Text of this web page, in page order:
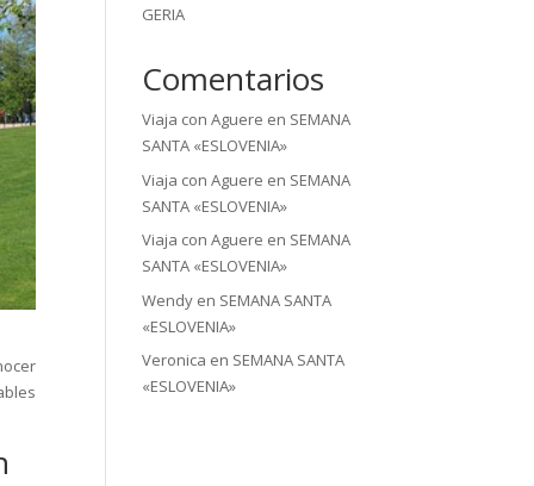
GERIA
Comentarios
Viaja con Aguere en SEMANA
SANTA «ESLOVENIA»
Viaja con Aguere en SEMANA
SANTA «ESLOVENIA»
Viaja con Aguere en SEMANA
SANTA «ESLOVENIA»
Wendy en SEMANA SANTA
«ESLOVENIA»
Veronica en SEMANA SANTA
«ESLOVENIA»